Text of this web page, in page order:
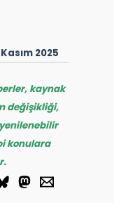
2025
kaynak
değişikliği,
konulara